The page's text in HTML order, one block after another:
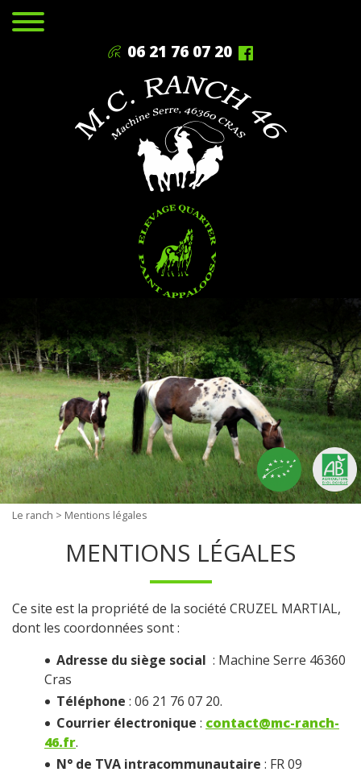
06 21 76 07 20
Le ranch > Mentions légales
MENTIONS LÉGALES
Ce site est la propriété de la société CRUZEL MARTIAL,
dont les coordonnées sont :
Adresse du siège social : Machine Serre 46360
Cras
Téléphone : 06 21 76 07 20.
Courrier électronique : contact@mc-ranch-
46.fr.
N° de TVA intracommunautaire : FR 09